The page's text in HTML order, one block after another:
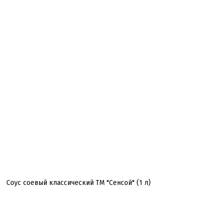
Соус соевый классический ТМ "Сенсой" (1 л)